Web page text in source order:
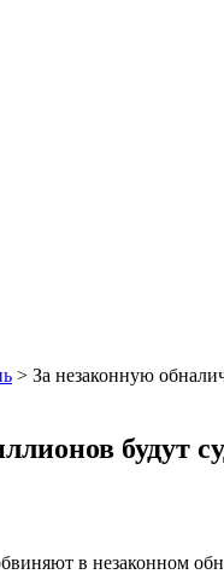
> За незаконную
будут
в незаконном